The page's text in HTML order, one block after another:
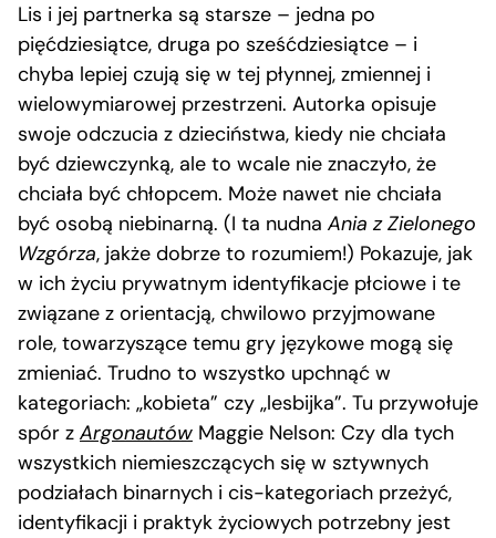
Lis i jej partnerka są starsze – jedna po
pięćdziesiątce, druga po sześćdziesiątce – i
chyba lepiej czują się w tej płynnej, zmiennej i
wielowymiarowej przestrzeni. Autorka opisuje
swoje odczucia z dzieciństwa, kiedy nie chciała
być dziewczynką, ale to wcale nie znaczyło, że
chciała być chłopcem. Może nawet nie chciała
być osobą niebinarną. (I ta nudna Ania z Zielonego
Wzgórza, jakże dobrze to rozumiem!) Pokazuje, jak
w ich życiu prywatnym identyfikacje płciowe i te
związane z orientacją, chwilowo przyjmowane
role, towarzyszące temu gry językowe mogą się
zmieniać. Trudno to wszystko upchnąć w
kategoriach: „kobieta” czy „lesbijka”. Tu przywołuje
spór z Argonautów Maggie Nelson: Czy dla tych
wszystkich niemieszczących się w sztywnych
podziałach binarnych i cis-kategoriach przeżyć,
identyfikacji i praktyk życiowych potrzebny jest